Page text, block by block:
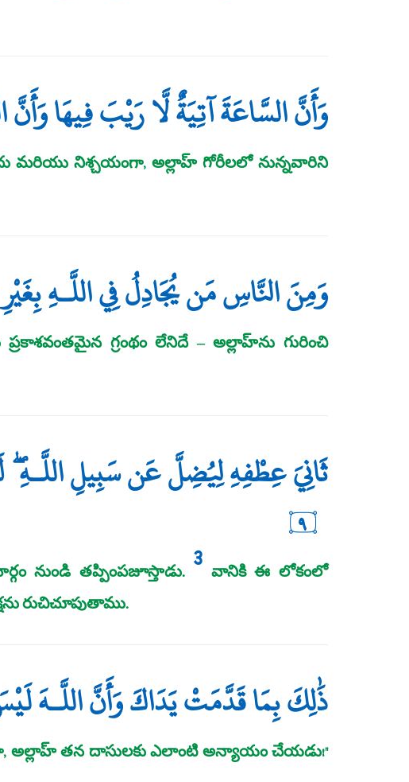
وَأَنَّ السَّاعَةَ آتِيَةٌ لَّا رَيْبَ فِيهَا
మరియు నిశ్చయంగా, అల్లాహ్‌ గోరీలలో నున్నవారిని
وَمِنَ النَّاسِ مَن يُجَادِلُ فِي اللَّـهِ
గ్రంథం లేనిదే – అల్లాహ్‌ను గురించి
ثَانِيَ عِطْفِهِ لِيُضِلَّ عَن سَبِيلِ اللَّـهِ
٩
నుండి తప్పింపజూస్తాడు. 3 వానికి ఈ లోకంలో
రుచిచూపుతాము.
ذَٰلِكَ بِمَا قَدَّمَتْ يَدَاكَ وَأَنَّ اللَّـهَ
అల్లాహ్‌ తన దాసులకు ఎలాంటి అన్యాయం చేయడు!"